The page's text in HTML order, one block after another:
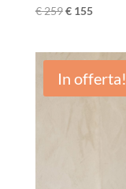
€259€155
In offerta!